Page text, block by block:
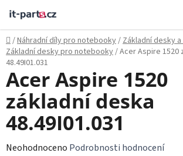
obsah
Domů
/Náhradní díly pro notebooky/Základní desky
Základní desky pro notebooky/Acer Aspire 1520
48.49I01.031
Acer Aspire 1520
základní deska
48.49I01.031
Průměrné
Neohodnoceno Podrobnosti hodnocení